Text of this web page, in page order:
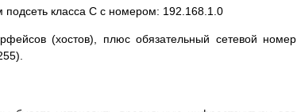
класса C с номером: 192.168.1.0
(хостов), плюс обязательный сетевой номер